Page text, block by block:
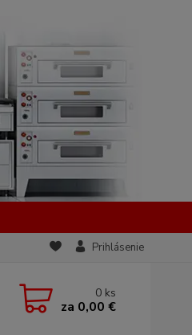
Prihlásenie
0 ks
za 0,00 €